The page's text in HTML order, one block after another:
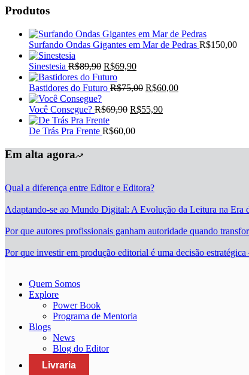
Produtos
Surfando Ondas Gigantes em Mar de Pedras R$150,00
Sinestesia R$89,90 O
preço
original
R$89,90.
R$69,90O
atual
R$69,90.
Bastidores do Futuro R$75,00 O
original
R$60,00O
Você Consegue? R$69,90 O
original
R$55,90O
De Trás Pra Frente R$60,00
Em alta agora
Qual a diferença entre Editor e Editora?
Adaptando-se ao Mundo Digital: A Evolução da Leitura na Era
Por que autores profissionais ganham autoridade quando
Por que investir em produção editorial é uma decisão
Quem Somos
Explore
Power Book
Programa de Mentoria
Blogs
News
Blog do Editor
Livraria